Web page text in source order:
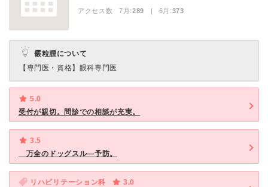
アクセス数 7月:289 | 6月:373
霰粒腫について
【専門医・資格】 眼科専門医
5.0
受付が親切。問診での相談が充実。
3.5
万全のドッグスル―予防。
リハビリテーション科
3.0